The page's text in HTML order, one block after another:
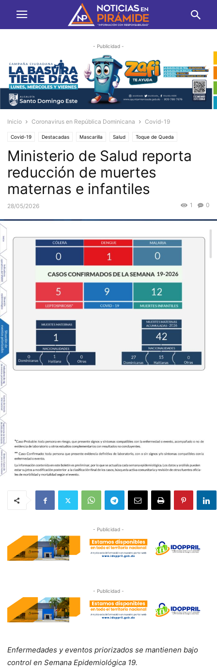
- Publicidad -
Inicio Coronavirus en República Dominicana Covid-19
Covid-19 Destacadas Mascarilla Salud Toque de Queda
Vacunación
Ministerio de Salud reporta
reducción de muertes
maternas e infantiles
28/05/2026 0
1
- Publicidad -
- Publicidad -
Enfermedades y eventos priorizados se mantienen bajo
control en Semana Epidemiológica 19.